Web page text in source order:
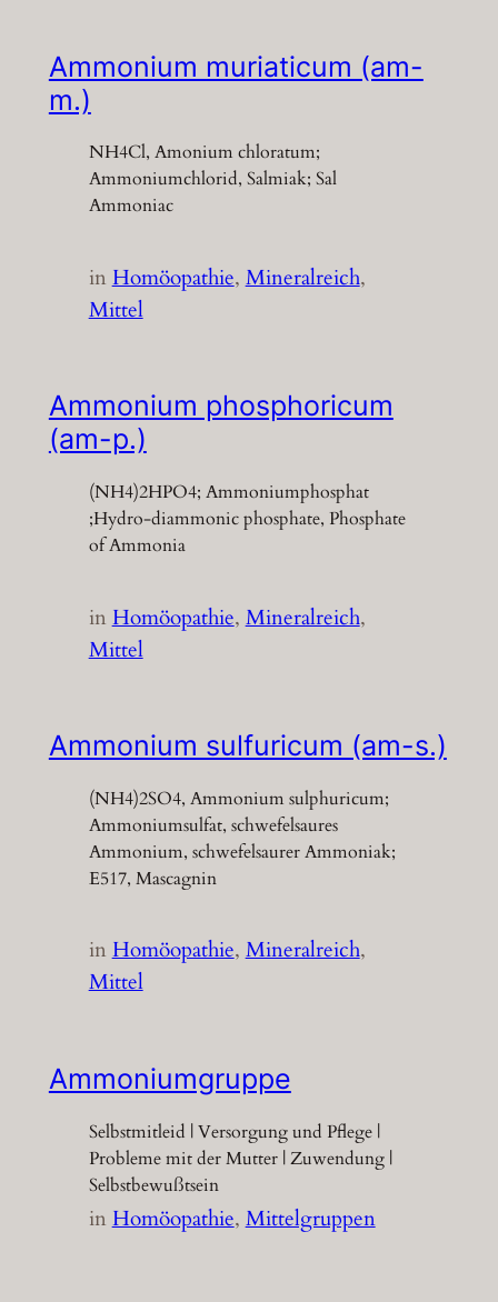
Ammonium muriaticum (am-
m.)
NH4Cl, Amonium chloratum;
Ammoniumchlorid, Salmiak; Sal
Ammoniac
inHomöopathie, Mineralreich
Mittel
Ammonium phosphoricum
(am-p.)
(NH4)2HPO4; Ammoniumphosphat
;Hydro-diammonic phosphate, Phosphate
of Ammonia
inHomöopathie, Mineralreich
Mittel
Ammonium sulfuricum (am-s.)
(NH4)2SO4, Ammonium sulphuricum;
Ammoniumsulfat, schwefelsaures
Ammonium, schwefelsaurer Ammoniak;
E517, Mascagnin
inHomöopathie, Mineralreich
Mittel
Ammoniumgruppe
Selbstmitleid | Versorgung und Pflege |
Probleme mit der Mutter | Zuwendung |
Selbstbewußtsein
inHomöopathie, Mittelgruppen